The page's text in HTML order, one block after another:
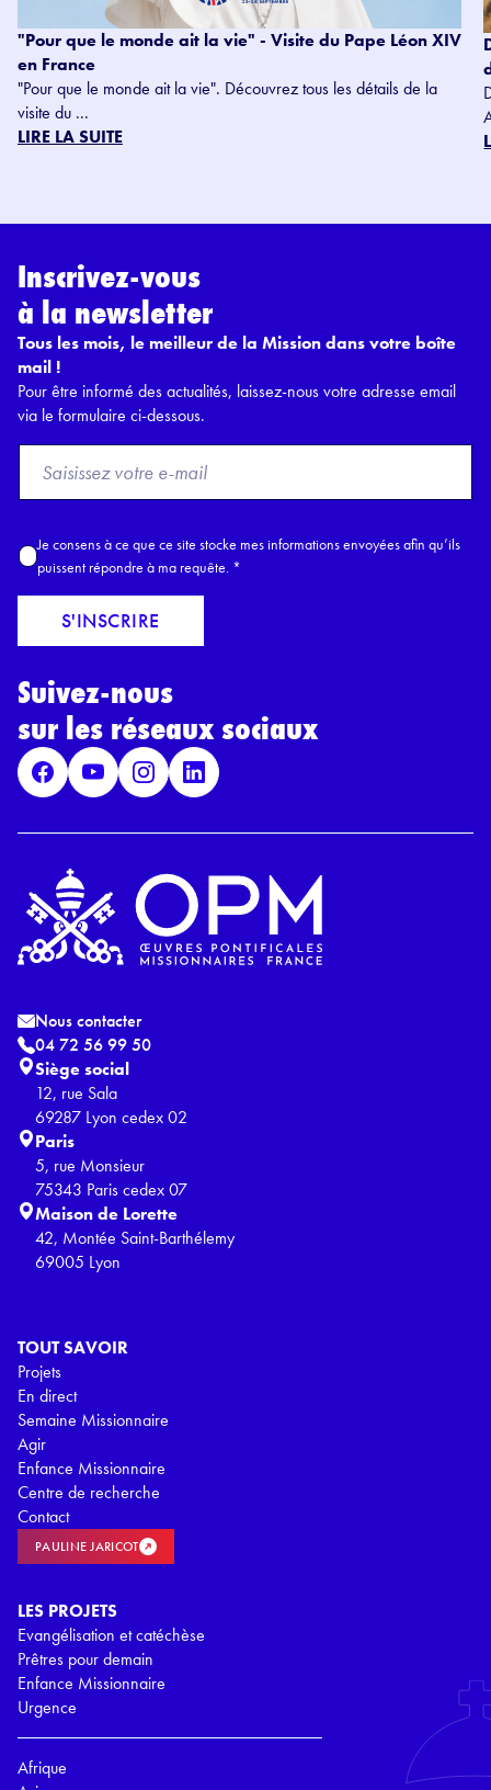
"Pour que le monde ait la vie" - Visite du Pape Léon XIV
en France
"Pour que le monde ait la vie". Découvrez tous les détails de la
visite du ...
LIRE LA SUITE
Inscrivez-vous
à la newsletter
Tous les mois, le meilleur de la Mission dans votre boîte
mail !
Pour être informé des actualités, laissez-nous votre adresse email
via le formulaire ci-dessous.
o
E
a
l
A
c
c
R
P
D
*
Je consens à ce que ce site stocke mes informations envoyées afin qu’ils
puissent répondre à ma requête. *
S'INSCRIRE
Suivez-nous
sur les réseaux sociaux
TOUT SAVOIR
Projets
En direct
Semaine Missionnaire
Agir
Enfance Missionnaire
Centre de recherche
Contact
PAULINE JARICOT
LES PROJETS
Evangélisation et catéchèse
Prêtres pour demain
Enfance Missionnaire
Urgence
Afrique
Nous contacter
04 72 56 99 50
Siège social
12, rue Sala
69287 Lyon cedex 02
Paris
5, rue Monsieur
75343 Paris cedex 07
Maison de Lorette
42, Montée Saint-Barthélemy
69005 Lyon